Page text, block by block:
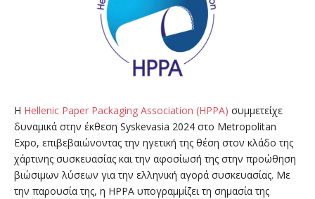
Η Hellenic Paper Packaging Association (HPPA) συμμετείχε
δυναμικά στην έκθεση Syskevasia 2024 στο Metropolitan
Expo, επιβεβαιώνοντας την ηγετική της θέση στον κλάδο της
χάρτινης συσκευασίας και την αφοσίωσή της στην προώθηση
βιώσιμων λύσεων για την ελληνική αγορά συσκευασίας. Με
την παρουσία της, η HPPA υπογραμμίζει τη σημασία της